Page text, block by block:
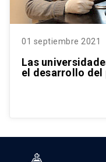
01 septiembre 2021
Las
el desarrollo del